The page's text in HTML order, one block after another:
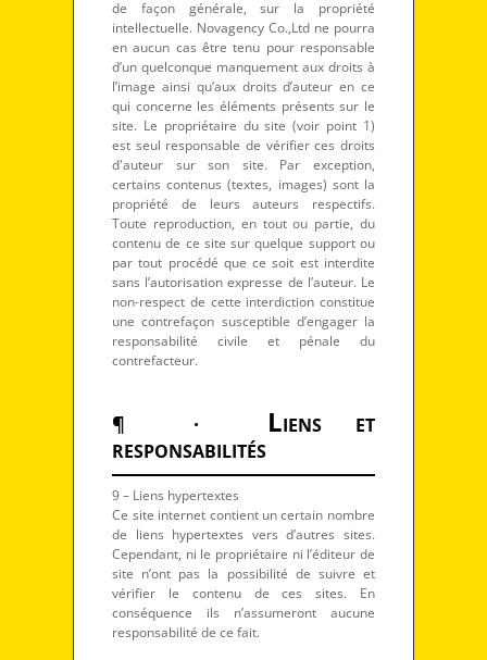
de façon générale, sur la propriété
intellectuelle. Novagency Co.,Ltd ne pourra
en aucun cas être tenu pour responsable
d’un quelconque manquement aux droits à
l’image ainsi qu’aux droits d’auteur en ce
qui concerne les éléments présents sur le
site. Le propriétaire du site (voir point 1)
est seul responsable de vérifier ces droits
d'auteur sur son site. Par exception,
certains contenus (textes, images) sont la
propriété de leurs auteurs respectifs.
Toute reproduction, en tout ou partie, du
contenu de ce site sur quelque support ou
par tout procédé que ce soit est interdite
sans l’autorisation expresse de l’auteur. Le
non-respect de cette interdiction constitue
une contrefaçon susceptible d’engager la
responsabilité civile et pénale du
contrefacteur.
¶ · LIENS ET
RESPONSABILITÉS
9 – Liens hypertextes
Ce site internet contient un certain nombre
de liens hypertextes vers d’autres sites.
Cependant, ni le propriétaire ni l’éditeur de
site n’ont pas la possibilité de suivre et
vérifier le contenu de ces sites. En
conséquence ils n’assumeront aucune
responsabilité de ce fait.